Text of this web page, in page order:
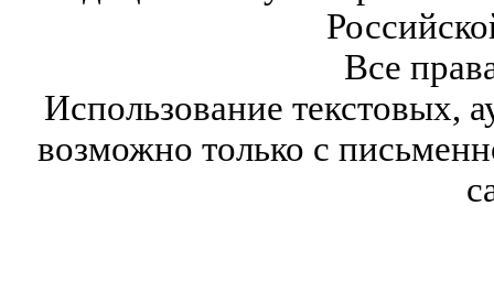
Все
Использование текстовых,
возможно только с